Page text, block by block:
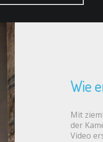
Wie
Mit
der
Video